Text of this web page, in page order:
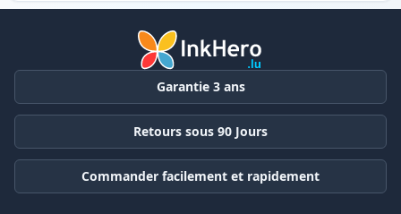
Garantie 3 ans
Retours sous 90 Jours
Commander facilement et rapidement